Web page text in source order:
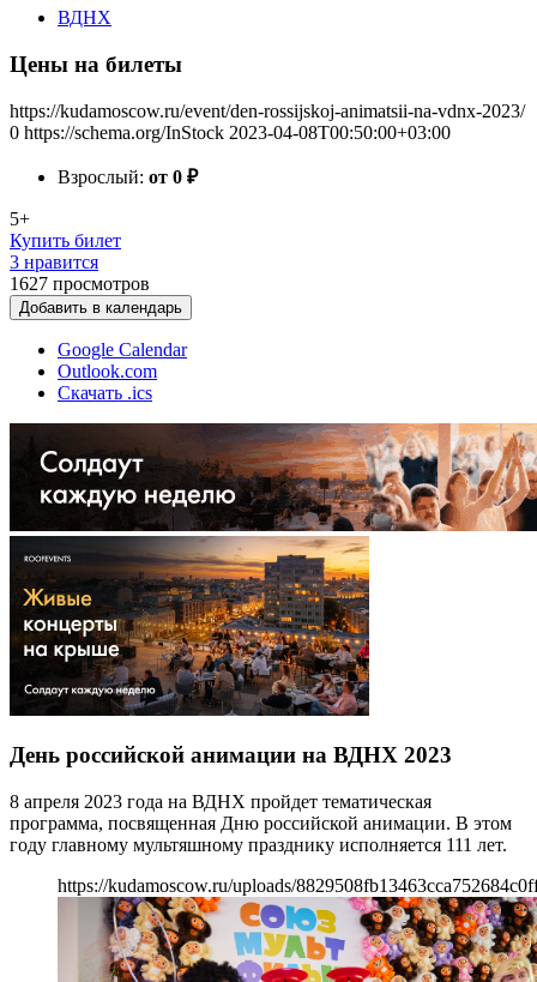
ВДНХ
Цены на билеты
https://kudamoscow.ru/event/den-rossijskoj-animatsii-na-vdnx-2023/
0 https://schema.org/InStock 2023-04-08T00:50:00+03:00
Взрослый: от 0 ₽
5+
Купить билет
3 нравится
1627 просмотров
Добавить в календарь
Google Calendar
Outlook.com
Скачать .ics
День российской анимации на ВДНХ 2023
8 апреля 2023 года на ВДНХ пройдет тематическая
программа, посвященная Дню российской анимации. В этом
году главному мультяшному празднику исполняется 111 лет.
https://kudamoscow.ru/uploads/